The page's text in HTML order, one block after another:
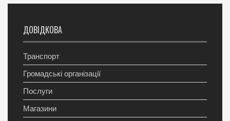
ДОВІДКОВА
Транспорт
Громадські організації
Послуги
Магазини